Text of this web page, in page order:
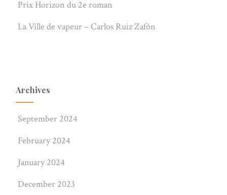
Prix Horizon du 2e roman
La Ville de vapeur – Carlos Ruiz Zafón
Archives
September 2024
February 2024
January 2024
December 2023